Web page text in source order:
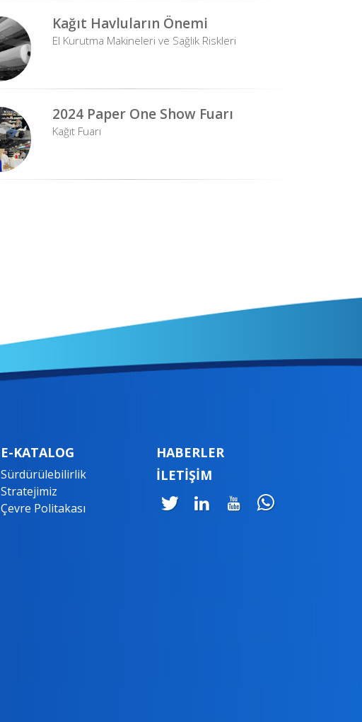
Kağıt Havluların Önemi
El Kurutma Makineleri ve Sağlık Riskleri
2024 Paper One Show Fuarı
Kağıt Fuarı
E-KATALOG
Sürdürülebilirlik
Stratejimiz
Çevre Politakası
HABERLER
İLETİŞİM